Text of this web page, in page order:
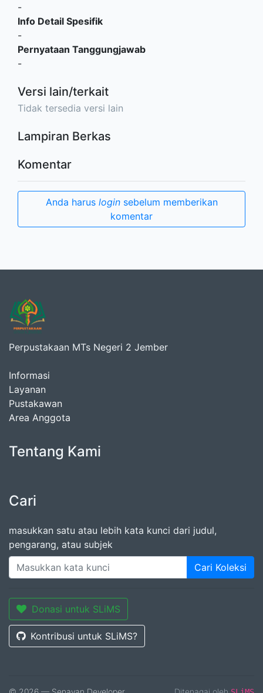
-
Info Detail Spesifik
-
Pernyataan Tanggungjawab
-
Versi lain/terkait
Tidak tersedia versi lain
Lampiran Berkas
Komentar
Anda harus loginsebelum memberikan
komentar
Perpustakaan MTs Negeri 2 Jember
Informasi
Layanan
Pustakawan
Area Anggota
Tentang Kami
Cari
masukkan satu atau lebih kata kunci dari judul,
pengarang, atau subjek
Cari Koleksi
Donasi untuk SLiMS
Kontribusi untuk SLiMS?